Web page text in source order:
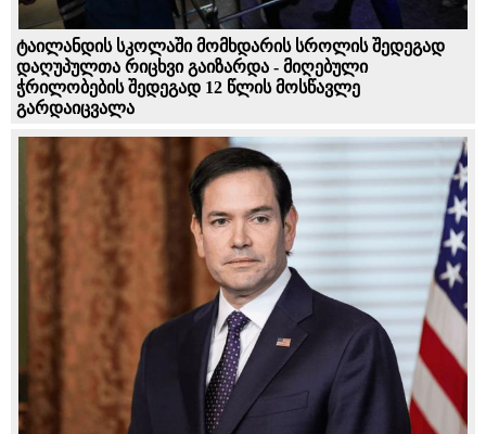
ტაილანდის სკოლაში მომხდარის სროლის შედეგად
დაღუპულთა რიცხვი გაიზარდა - მიღებული
ჭრილობების შედეგად 12 წლის მოსწავლე
გარდაიცვალა